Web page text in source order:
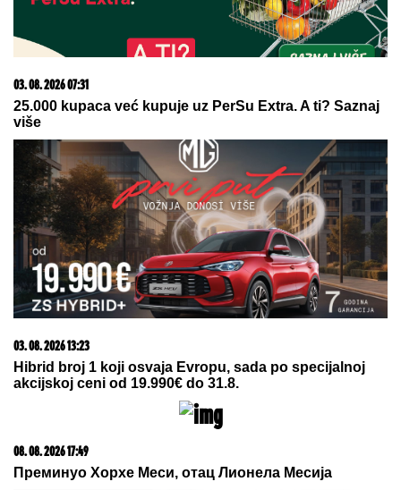
03. 08. 2026 07:31
25.000 kupaca već kupuje uz PerSu Extra. A ti? Saznaj
više
03. 08. 2026 13:23
Hibrid broj 1 koji osvaja Evropu, sada po specijalnoj
akcijskoj ceni od 19.990€ do 31.8.
08. 08. 2026 17:49
Преминуо Хорхе Меси, отац Лионела Месија